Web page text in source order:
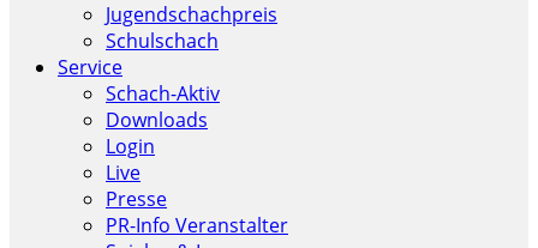
Jugendschachpreis
Schulschach
Service
Schach-Aktiv
Downloads
Login
Live
Presse
PR-Info Veranstalter